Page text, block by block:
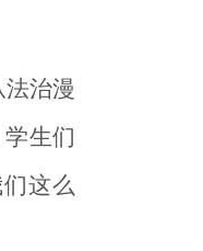
治漫
生们
这么